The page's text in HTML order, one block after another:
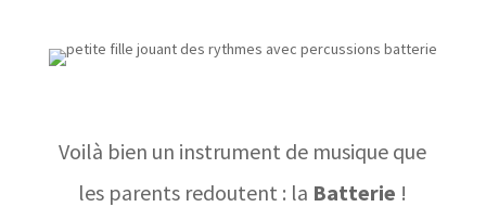
Voilà bien un instrument de musique que
les parents redoutent : la Batterie !